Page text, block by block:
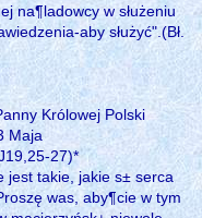
na¶ladowcy w służeniu
aby służyć".(Bł.
Królowej Polski
Maja
27)*
jest takie, jakie s± serca
was, aby¶cie w tym